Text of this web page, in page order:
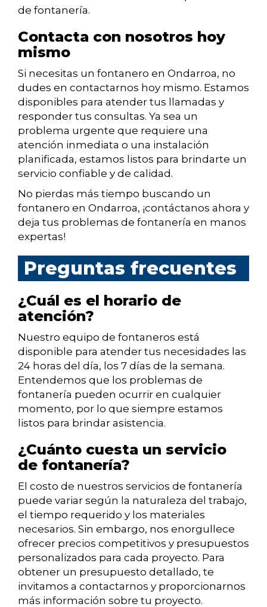
de fontanería.
Contacta con nosotros hoy
mismo
Si necesitas un fontanero en Ondarroa, no
dudes en contactarnos hoy mismo. Estamos
disponibles para atender tus llamadas y
responder tus consultas. Ya sea un
problema urgente que requiere una
atención inmediata o una instalación
planificada, estamos listos para brindarte un
servicio confiable y de calidad.
No pierdas más tiempo buscando un
fontanero en Ondarroa, ¡contáctanos ahora y
deja tus problemas de fontanería en manos
expertas!
Preguntas frecuentes
¿Cuál es el horario de
atención?
Nuestro equipo de fontaneros está
disponible para atender tus necesidades las
24 horas del día, los 7 días de la semana.
Entendemos que los problemas de
fontanería pueden ocurrir en cualquier
momento, por lo que siempre estamos
listos para brindar asistencia.
¿Cuánto cuesta un servicio
de fontanería?
El costo de nuestros servicios de fontanería
puede variar según la naturaleza del trabajo,
el tiempo requerido y los materiales
necesarios. Sin embargo, nos enorgullece
ofrecer precios competitivos y presupuestos
personalizados para cada proyecto. Para
obtener un presupuesto detallado, te
invitamos a contactarnos y proporcionarnos
más información sobre tu proyecto.